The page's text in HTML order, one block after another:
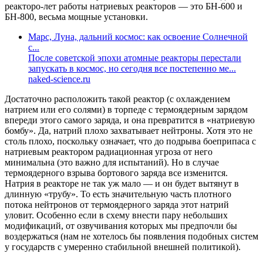
реакторо-лет работы натриевых реакторов — это БН-600 и
БН-800, весьма мощные установки.
Марс, Луна, дальний космос: как освоение Солнечной
с...
После советской эпохи атомные реакторы перестали
запускать в космос, но сегодня все постепенно ме...
naked-science.ru
Достаточно расположить такой реактор (с охлаждением
натрием или его солями) в торпеде с термоядерным зарядом
впереди этого самого заряда, и она превратится в «натриевую
бомбу». Да, натрий плохо захватывает нейтроны. Хотя это не
столь плохо, поскольку означает, что до подрыва боеприпаса с
натриевым реактором радиационная угроза от него
минимальна (это важно для испытаний). Но в случае
термоядерного взрыва бортового заряда все изменится.
Натрия в реакторе не так уж мало — и он будет вытянут в
длинную «трубу». То есть значительную часть плотного
потока нейтронов от термоядерного заряда этот натрий
уловит. Особенно если в схему внести пару небольших
модификаций, от озвучивания которых мы предпочли бы
воздержаться (нам не хотелось бы появления подобных систем
у государств с умеренно стабильной внешней политикой).